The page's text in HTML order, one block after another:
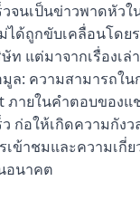
วจนเป็นข่าวพาดหัวใ
ได้ถูกขับเคลื่อนโดย
ท แต่มาจากเรื่องเล่
ล: ความสามารถใน
ภายในคำตอบของ
ว ก่อให้เกิดความกัง
ข้าชมและความเกี่ย
อนาคต